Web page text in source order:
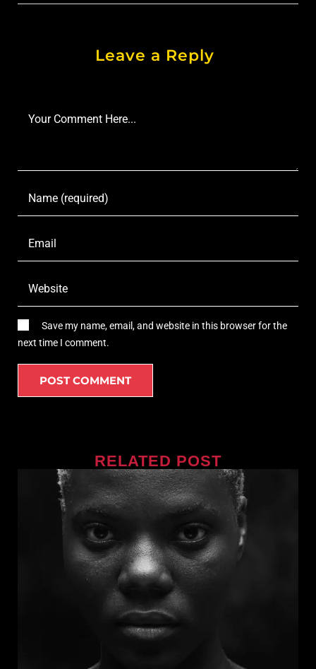
Leave a Reply
Save my name, email, and website in this browser for the
next time I comment.
RELATED POST